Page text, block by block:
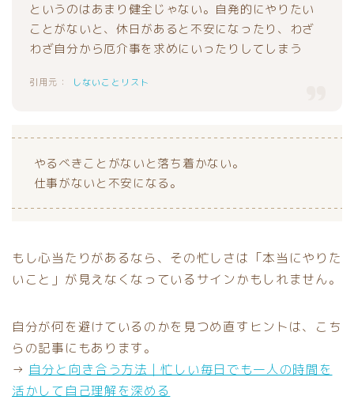
というのはあまり健全じゃない。自発的にやりたい
ことがないと、休日があると不安になったり、わざ
わざ自分から厄介事を求めにいったりしてしまう
しないことリスト
やるべきことがないと落ち着かない。
仕事がないと不安になる。
もし心当たりがあるなら、その忙しさは「本当にやりた
いこと」が見えなくなっているサインかもしれません。
自分が何を避けているのかを見つめ直すヒントは、こち
らの記事にもあります。
→ 自分と向き合う方法｜忙しい毎日でも一人の時間を
活かして自己理解を深める